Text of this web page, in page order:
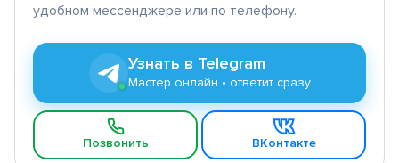
удобном мессенджере или по телефону.
Узнать в Telegram
Мастер онлайн • ответит сразу
Позвонить ВКонтакте